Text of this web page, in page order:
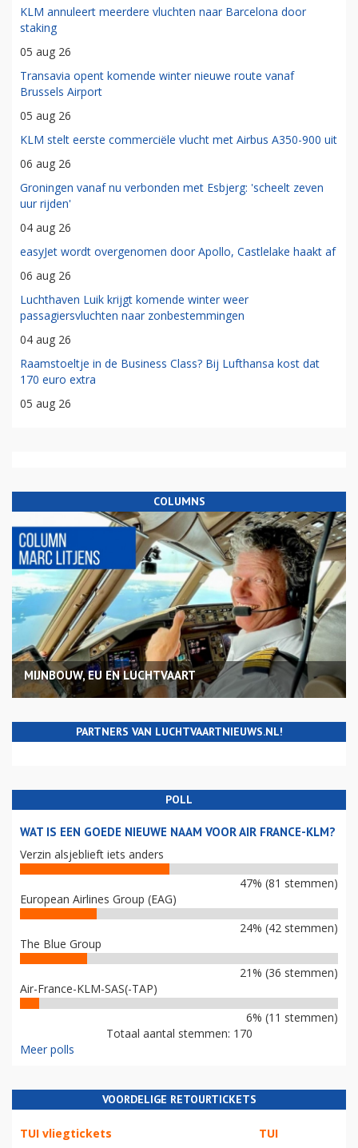
KLM annuleert meerdere vluchten naar Barcelona door
staking
05 aug 26
Transavia opent komende winter nieuwe route vanaf
Brussels Airport
05 aug 26
KLM stelt eerste commerciële vlucht met Airbus A350-900 uit
06 aug 26
Groningen vanaf nu verbonden met Esbjerg: 'scheelt zeven
uur rijden'
04 aug 26
easyJet wordt overgenomen door Apollo, Castlelake haakt af
06 aug 26
Luchthaven Luik krijgt komende winter weer
passagiersvluchten naar zonbestemmingen
04 aug 26
Raamstoeltje in de Business Class? Bij Lufthansa kost dat
170 euro extra
05 aug 26
COLUMNS
MIJNBOUW, EU EN LUCHTVAART
PARTNERS VAN LUCHTVAARTNIEUWS.NL!
POLL
WAT IS EEN GOEDE NIEUWE NAAM VOOR AIR FRANCE-KLM?
Verzin alsjeblieft iets anders
47% (81 stemmen)
European Airlines Group (EAG)
24% (42 stemmen)
The Blue Group
21% (36 stemmen)
Air-France-KLM-SAS(-TAP)
6% (11 stemmen)
Totaal aantal stemmen: 170
Meer polls
VOORDELIGE RETOURTICKETS
TUI vliegtickets TUI